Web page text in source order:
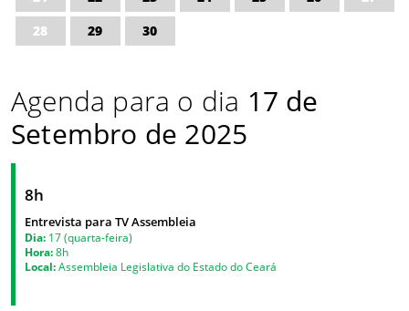
28
29 30
Agenda para o dia 17 de
Setembro de 2025
8h
Entrevista para TV Assembleia
Dia: 17 (quarta-feira)
Hora:8h
Local:Assembleia Legislativa do Estado do Ceará